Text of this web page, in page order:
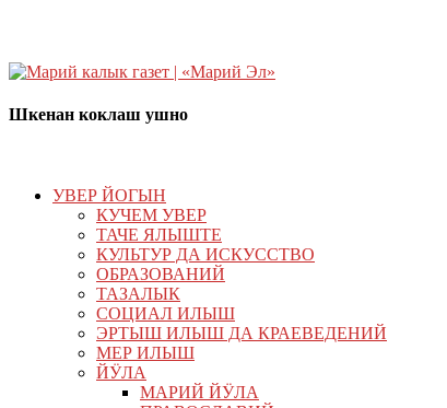
Шкенан коклаш ушно
УВЕР ЙОГЫН
КУЧЕМ УВЕР
ТАЧЕ ЯЛЫШТЕ
КУЛЬТУР ДА ИСКУССТВО
ОБРАЗОВАНИЙ
ТАЗАЛЫК
СОЦИАЛ ИЛЫШ
ЭРТЫШ ИЛЫШ ДА КРАЕВЕДЕНИЙ
МЕР ИЛЫШ
ЙӰЛА
МАРИЙ ЙӰЛА